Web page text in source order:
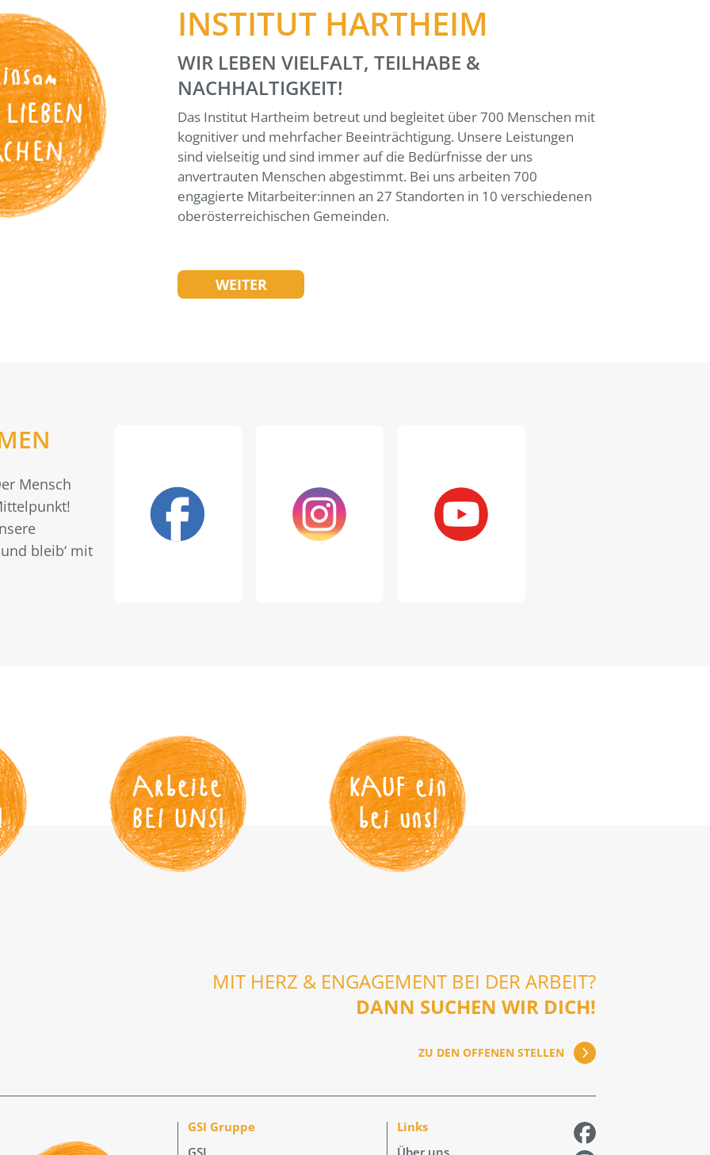
INSTITUT HARTHEIM
WIR LEBEN VIELFALT, TEILHABE &
NACHHALTIGKEIT!
Das Institut Hartheim betreut und begleitet über 700 Menschen mit
kognitiver und mehrfacher Beeinträchtigung. Unsere Leistungen
sind vielseitig und sind immer auf die Bedürfnisse der uns
anvertrauten Menschen abgestimmt. Bei uns arbeiten 700
engagierte Mitarbeiter:innen an 27 Standorten in 10 verschiedenen
oberösterreichischen Gemeinden.
WEITER
Mensch
bleib‘ mit
Arbeite
BEI UNS!
KAUF ein
bei uns!
MIT HERZ & ENGAGEMENT BEI DER ARBEIT?
DANN SUCHEN WIR DICH!
ZU DEN OFFENEN STELLEN
GSI Gruppe
Links